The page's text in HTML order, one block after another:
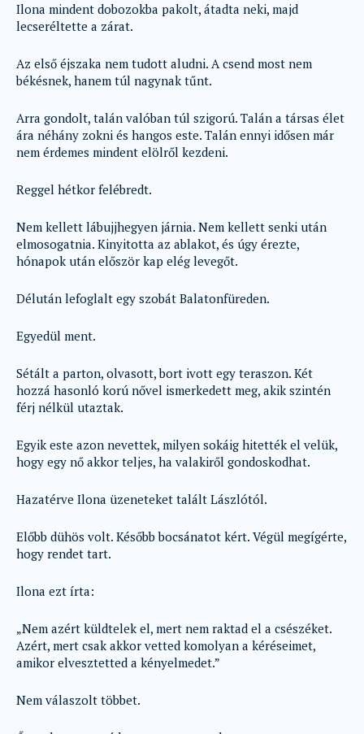
Ilona mindent dobozokba pakolt, átadta neki, majd
lecseréltette a zárat.
Az első éjszaka nem tudott aludni. A csend most nem
békésnek, hanem túl nagynak tűnt.
Arra gondolt, talán valóban túl szigorú. Talán a társas élet
ára néhány zokni és hangos este. Talán ennyi idősen már
nem érdemes mindent elölről kezdeni.
Reggel hétkor felébredt.
Nem kellett lábujjhegyen járnia. Nem kellett senki után
elmosogatnia. Kinyitotta az ablakot, és úgy érezte,
hónapok után először kap elég levegőt.
Délután lefoglalt egy szobát Balatonfüreden.
Egyedül ment.
Sétált a parton, olvasott, bort ivott egy teraszon. Két
hozzá hasonló korú nővel ismerkedett meg, akik szintén
férj nélkül utaztak.
Egyik este azon nevettek, milyen sokáig hitették el velük,
hogy egy nő akkor teljes, ha valakiről gondoskodhat.
Hazatérve Ilona üzeneteket talált Lászlótól.
Előbb dühös volt. Később bocsánatot kért. Végül megígérte,
hogy rendet tart.
Ilona ezt írta:
„Nem azért küldtelek el, mert nem raktad el a csészéket.
Azért, mert csak akkor vetted komolyan a kéréseimet,
amikor elvesztetted a kényelmedet.”
Nem válaszolt többet.